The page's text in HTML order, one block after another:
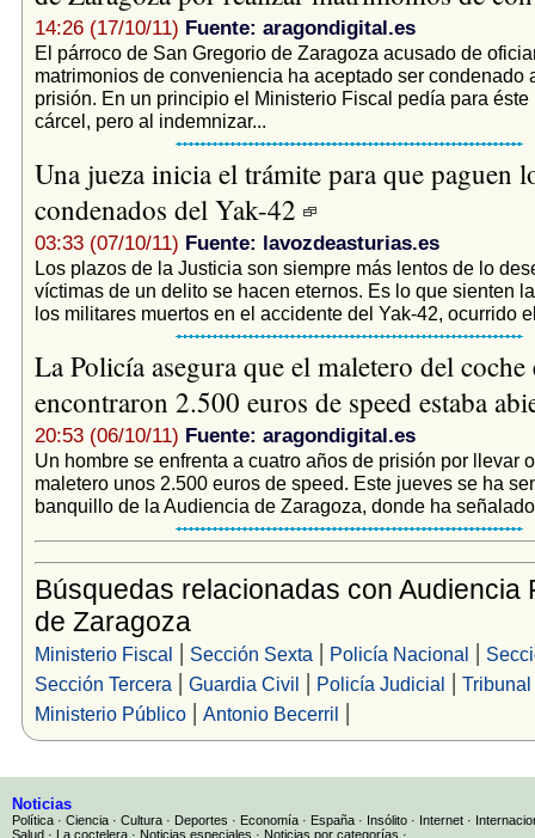
14:26 (17/10/11) Fuente: aragondigital.es
El párroco de San Gregorio de Zaragoza acusado de
matrimonios de conveniencia ha aceptado ser condenado
prisión. En un principio el Ministerio Fiscal pedía para éste
cárcel, pero al indemnizar...
Una jueza inicia el trámite para que paguen
condenados del Yak-42
03:33 (07/10/11) Fuente: lavozdeasturias.es
Los plazos de la Justicia son siempre más lentos de lo
víctimas de un delito se hacen eternos. Es lo que sienten
los militares muertos en el accidente del Yak-42, ocurrido
La Policía asegura que el maletero del coche
encontraron 2.500 euros de speed estaba
20:53 (06/10/11) Fuente: aragondigital.es
Un hombre se enfrenta a cuatro años de prisión por llevar
maletero unos 2.500 euros de speed. Este jueves se ha
banquillo de la Audiencia de Zaragoza, donde ha
Búsquedas relacionadas con Audiencia
de Zaragoza
Ministerio Fiscal | Sección Sexta | Policía Nacional |
Sección Tercera | Guardia Civil | Policía Judicial |
Ministerio Público| Antonio Becerril |
Noticias
Política · Ciencia · Cultura · Deportes · Economía · España · Insólito · Internet ·
Salud · La coctelera · Noticias especiales · Noticias por categorías ·